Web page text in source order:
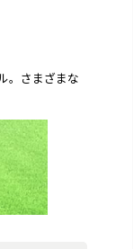
。さまざまな